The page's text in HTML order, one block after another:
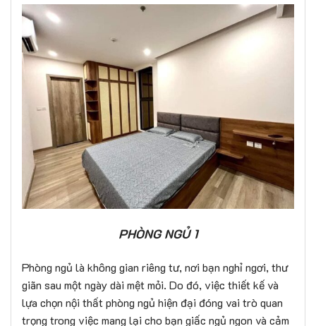
PHÒNG NGỦ 1
Phòng ngủ là không gian riêng tư, nơi bạn nghỉ ngơi, thư
giãn sau một ngày dài mệt mỏi. Do đó, việc thiết kế và
lựa chọn nội thất phòng ngủ hiện đại đóng vai trò quan
trọng trong việc mang lại cho bạn giấc ngủ ngon và cảm